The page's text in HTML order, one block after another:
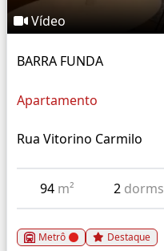
Vídeo
BARRA FUNDA
Apartamento
Rua Vitorino Carmilo
94 m² 2 dorms
Metrô Destaque